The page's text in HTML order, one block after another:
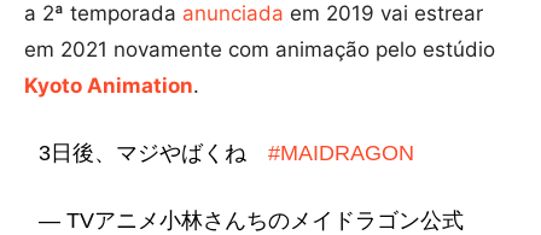
a 2ª temporada anunciada em 2019 vai estrear
em 2021 novamente com animação pelo estúdio
Kyoto Animation.
3日後、マジやばくね#MAIDRAGON
— TVアニメ小林さんちのメイドラゴン公式